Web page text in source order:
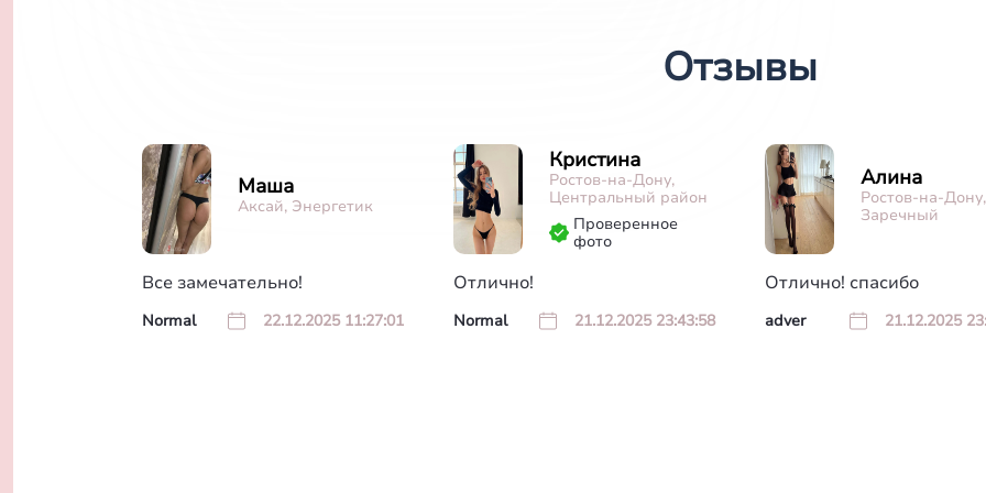
Отзывы
Маша
Аксай, Энергетик
Все замечательно!
Normal 22.12.2025 11:27:01
Кристина
Ростов-на-Дону,
Центральный район
Проверенное
фото
Отлично!
Normal 21.12.2025 23:43:58
Алина
Ростов-на-Дону,
Заречный
Отлично! спасибо
adver 21.12.2025